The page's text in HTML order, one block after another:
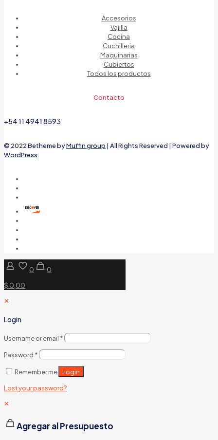
Accesorios
Vajilla
Cocina
Cuchilleria
Maquinarias
Cubiertos
Todos los productos
Contacto
+54 11 4941 8593
© 2022 Betheme byMuffin group | All Rights Reserved | Powered by
WordPress
0
0
$ 0,00
✕
Login
Username or email *
Password *
Remember me Login
Lost your password?
✕
Agregar al Presupuesto